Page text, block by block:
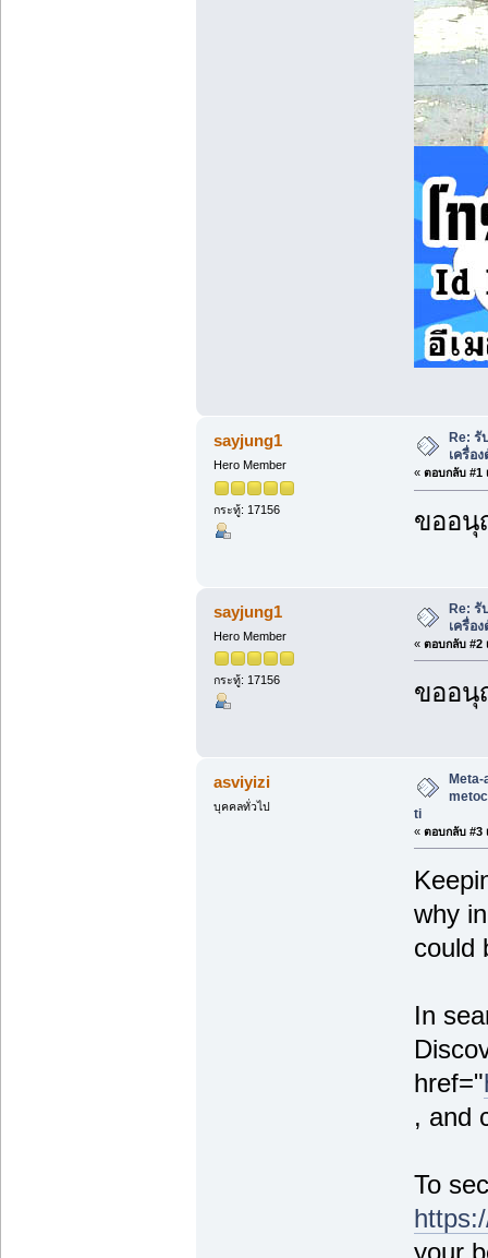
sayjung1
Hero Member
กระทู้: 17156
Re: รั
เครื่อ
« ตอบกลับ #1
ขออนุ
sayjung1
Hero Member
กระทู้: 17156
Re: รั
เครื่อ
« ตอบกลับ #2
ขออนุ
asviyizi
บุคคลทั่วไป
Meta-
ti
« ตอบกลับ #3
why
could
In
href="
, and
To
your